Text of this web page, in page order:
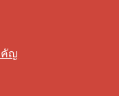
คัญ